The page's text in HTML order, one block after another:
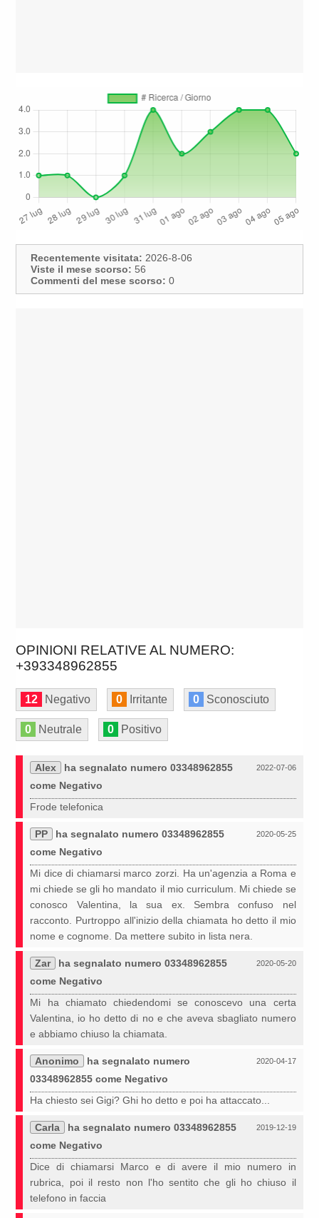
Recentemente visitata: 2026-8-06
Viste il mese scorso: 56
Commenti del mese scorso: 0
OPINIONI RELATIVE AL NUMERO:
+393348962855
12 Negativo 0 Irritante 0 Sconosciuto
0 Neutrale 0 Positivo
2022-07-06
Alex
ha segnalato numero 03348962855
come Negativo
Frode telefonica
2020-05-25
PP
ha segnalato numero 03348962855
come Negativo
Mi dice di chiamarsi marco zorzi. Ha un'agenzia a Roma e
mi chiede se gli ho mandato il mio curriculum. Mi chiede se
conosco Valentina, la sua ex. Sembra confuso nel
racconto. Purtroppo all'inizio della chiamata ho detto il mio
nome e cognome. Da mettere subito in lista nera.
2020-05-20
Zar
ha segnalato numero 03348962855
come Negativo
Mi ha chiamato chiedendomi se conoscevo una certa
Valentina, io ho detto di no e che aveva sbagliato numero
e abbiamo chiuso la chiamata.
2020-04-17
Anonimo
ha segnalato numero
03348962855 come Negativo
Ha chiesto sei Gigi? Ghi ho detto e poi ha attaccato...
2019-12-19
Carla
ha segnalato numero 03348962855
come Negativo
Dice di chiamarsi Marco e di avere il mio numero in
rubrica, poi il resto non l'ho sentito che gli ho chiuso il
telefono in faccia